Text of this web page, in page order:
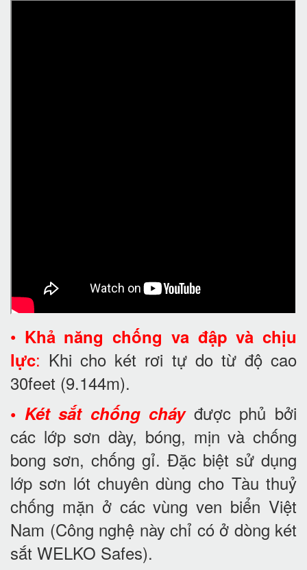
• Khả năng chống va đập và chịu
lực: Khi cho két rơi tự do từ độ cao
30feet (9.144m).
• Két sắt chống cháyđược phủ bởi
các lớp sơn dày, bóng, mịn và chống
bong sơn, chống gỉ. Đặc biệt sử dụng
lớp sơn lót chuyên dùng cho Tàu thuỷ
chống mặn ở các vùng ven biển Việt
Nam (Công nghệ này chỉ có ở dòng két
sắt WELKO Safes).